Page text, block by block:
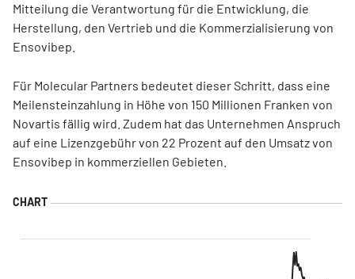
Mitteilung die Verantwortung für die Entwicklung, die
Herstellung, den Vertrieb und die Kommerzialisierung von
Ensovibep.
Für Molecular Partners bedeutet dieser Schritt, dass eine
Meilensteinzahlung in Höhe von 150 Millionen Franken von
Novartis fällig wird. Zudem hat das Unternehmen Anspruch
auf eine Lizenzgebühr von 22 Prozent auf den Umsatz von
Ensovibep in kommerziellen Gebieten.